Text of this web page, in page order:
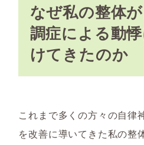
なぜ私の整体
調症による動
けてきたのか
これまで多くの方々の自律
を改善に導いてきた私の整